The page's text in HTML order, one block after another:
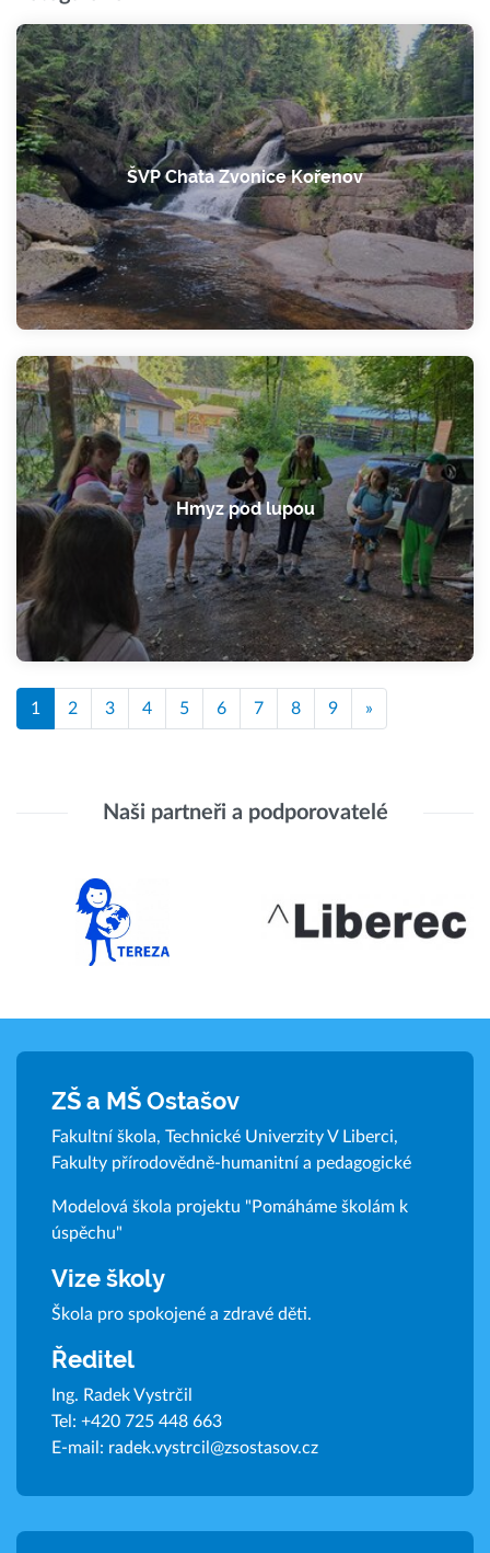
ŠVP Chata Zvonice Kořenov
Hmyz pod lupou
1 2 3 4 5 6 7 8 9 »
Naši partneři a podporovatelé
ZŠ a MŠ Ostašov
Fakultní škola, Technické Univerzity V Liberci,
Fakulty přírodovědně-humanitní a pedagogické
Modelová škola projektu "Pomáháme školám k
úspěchu"
Vize školy
Škola pro spokojené a zdravé děti.
Ředitel
Ing. Radek Vystrčil
Tel: +420 725 448 663
E-mail: radek.vystrcil@zsostasov.cz